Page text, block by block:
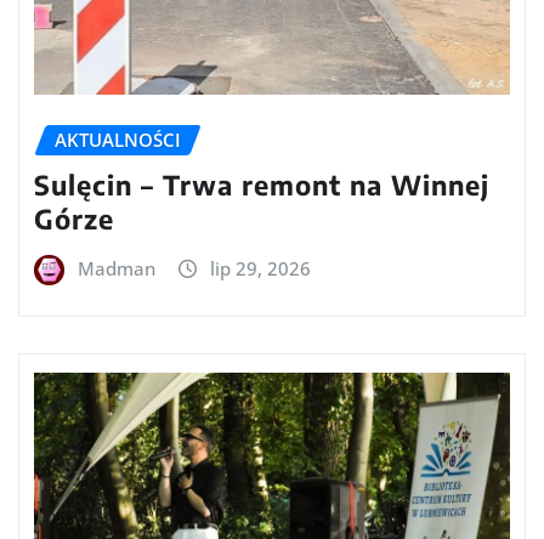
AKTUALNOŚCI
Sulęcin – Trwa remont na Winnej
Górze
Madman lip 29, 2026